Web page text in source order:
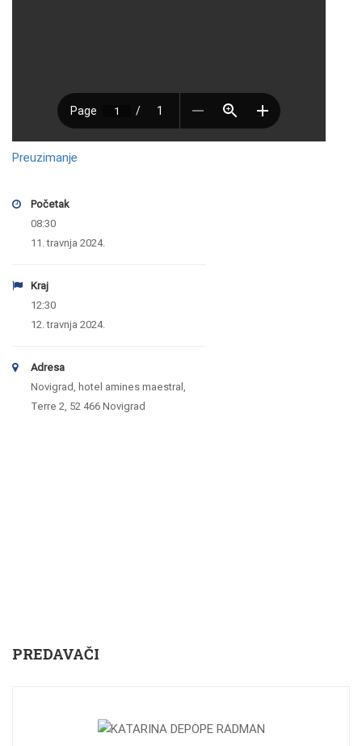
Preuzimanje
Početak
08:30
11. travnja 2024.
Kraj
12:30
12. travnja 2024.
Adresa
Novigrad, hotel amines maestral,
Terre 2, 52 466 Novigrad
PREDAVAČI